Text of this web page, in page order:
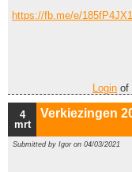
https://fb.me/e/185fP4JX1
Login of
4
mrt
Verkiezingen
Submitted by Igoron 04/03/2021